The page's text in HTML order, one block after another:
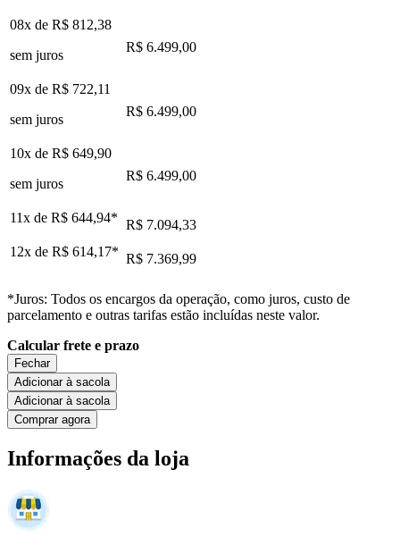
08x de R$ 812,38
sem juros
R$ 6.499,00
09x de R$ 722,11
sem juros
R$ 6.499,00
10x de R$ 649,90
sem juros
R$ 6.499,00
11x de R$ 644,94* R$ 7.094,33
12x de R$ 614,17* R$ 7.369,99
*Juros: Todos os encargos da operação, como juros, custo de
parcelamento e outras tarifas estão incluídas neste valor.
Calcular frete e prazo
Fechar
Adicionar à sacola
Adicionar à sacola
Comprar agora
Informações da loja